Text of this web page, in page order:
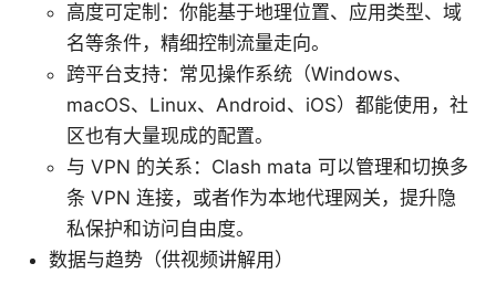
高度可定制：你能基于地理位置、应用类型、域
名等条件，精细控制流量走向。
跨平台支持：常见操作系统（Windows、
macOS、Linux、Android、iOS）都能使用，社
区也有大量现成的配置。
与 VPN 的关系：Clash mata 可以管理和切换多
条 VPN 连接，或者作为本地代理网关，提升隐
私保护和访问自由度。
数据与趋势（供视频讲解用）